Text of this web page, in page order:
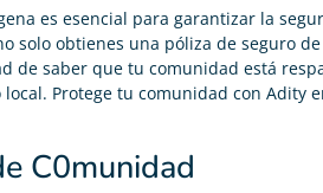
es esencial para garantizar la
solo obtienes una póliza de seguro de
de saber que tu comunidad está
Protege tu comunidad con Adity
C0munidad